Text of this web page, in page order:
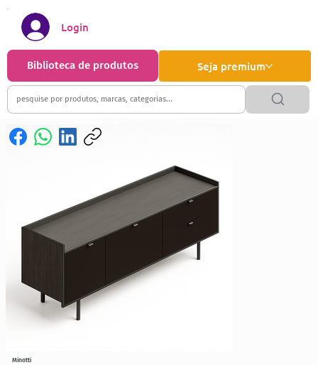
Seja premium
Biblioteca de produtos
Login
Minotti